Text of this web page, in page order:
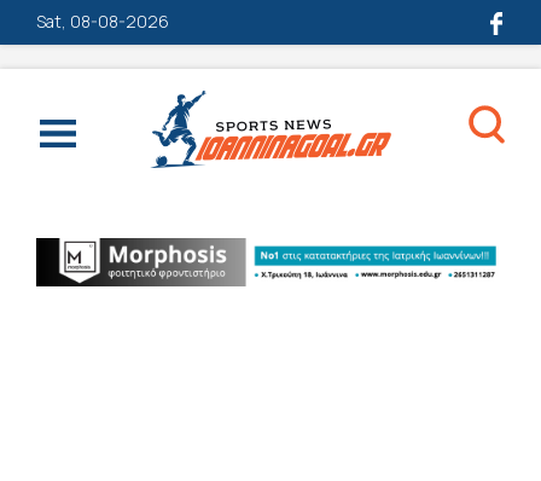
Sat, 08-08-2026